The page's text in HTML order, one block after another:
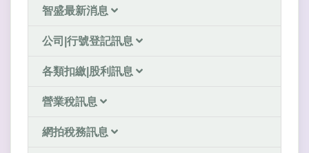
智盛最新消息
公司|行號登記訊息
各類扣繳|股利訊息
營業稅訊息
網拍稅務訊息